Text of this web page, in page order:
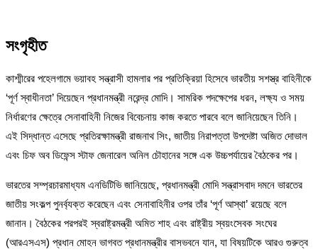
সংগৃহীত
কাশ্মীরের পহেলগামে ভয়াবহ সন্ত্রাসী হামলার পর প্রতিক্রিয়া হিসেবে ভারতীয় সশস্ত্র বাহিনীকে
‘পূর্ণ স্বাধীনতা’ দিয়েছেন প্রধানমন্ত্রী নরেন্দ্র মোদি। সামরিক পদক্ষেপের ধরন, লক্ষ্য ও সময়
নির্ধারণের ক্ষেত্রে সেনাবাহিনী নিজের বিবেচনায় কাজ করতে পারবে বলে জানিয়েছেন তিনি।
এই সিদ্ধান্ত এসেছে প্রতিরক্ষামন্ত্রী রাজনাথ সিং, জাতীয় নিরাপত্তা উপদেষ্টা অজিত দোভাল
এবং চিফ অব ডিফেন্স স্টাফ জেনারেল অনিল চৌহানের সঙ্গে এক উচ্চপর্যায়ের বৈঠকের পর।
ভারতের সম্প্রচারমাধ্যম এনডিটিভি জানিয়েছে, প্রধানমন্ত্রী মোদি সন্ত্রাসবাদ দমনে ভারতের
জাতীয় সংকল্প পুনর্ব্যক্ত করেছেন এবং সেনাবাহিনীর ওপর তাঁর ‘পূর্ণ আস্থা’ রয়েছে বলে
জানান। বৈঠকের পরপরই স্বরাষ্ট্রমন্ত্রী অমিত শাহ এবং রাষ্ট্রীয় স্বয়ংসেবক সংঘের
(আরএসএস) প্রধান মোহন ভাগবত প্রধানমন্ত্রীর বাসভবনে যান, যা বিষয়টিকে আরও গুরুত্ব